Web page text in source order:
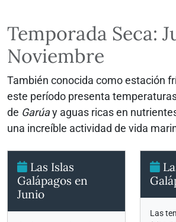
Temporada Seca:
Noviembre
También conocida como estación
este período presenta
de Garúay aguas ricas en
una increíble actividad de vida
Las Islas
Galápagos en
Junio
Las